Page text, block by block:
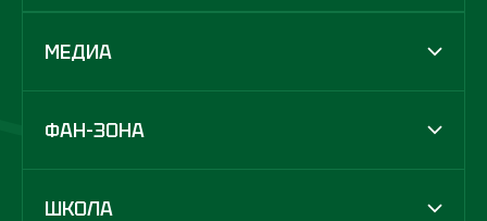
МЕДИА
ФАН-ЗОНА
ШКОЛА